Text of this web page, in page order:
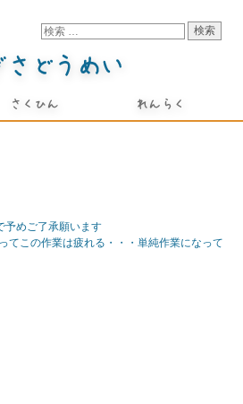
予めご了承願います
てこの作業は疲れる・・・単純作業になって